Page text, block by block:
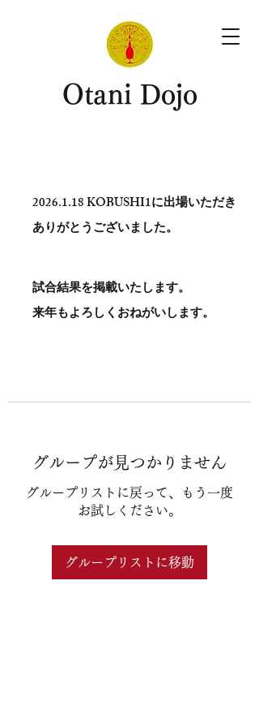
​Otani Dojo
2026.1.18KOBUSHI1に出場いただき
ありがとう​ございました。
試合結果を掲載いたします。
​来年もよろしくおねがいします。
グループが見つかりません
グループリストに戻って、もう一度
お試しください。
グループリストに移動